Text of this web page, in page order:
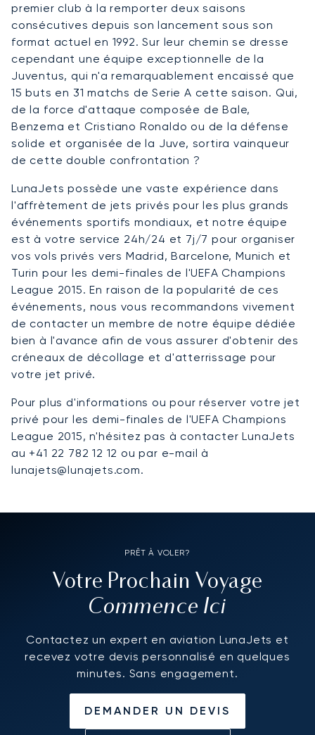
premier club à la remporter deux saisons
consécutives depuis son lancement sous son
format actuel en 1992. Sur leur chemin se dresse
cependant une équipe exceptionnelle de la
Juventus, qui n'a remarquablement encaissé que
15 buts en 31 matchs de Serie A cette saison. Qui,
de la force d'attaque composée de Bale,
Benzema et Cristiano Ronaldo ou de la défense
solide et organisée de la Juve, sortira vainqueur
de cette double confrontation ?
LunaJets possède une vaste expérience dans
l'affrètement de jets privés pour les plus grands
événements sportifs mondiaux, et notre équipe
est à votre service 24h/24 et 7j/7 pour organiser
vos vols privés vers Madrid, Barcelone, Munich et
Turin pour les demi-finales de l'UEFA Champions
League 2015. En raison de la popularité de ces
événements, nous vous recommandons vivement
de contacter un membre de notre équipe dédiée
bien à l'avance afin de vous assurer d'obtenir des
créneaux de décollage et d'atterrissage pour
votre jet privé.
Pour plus d'informations ou pour réserver votre jet
privé pour les demi-finales de l'UEFA Champions
League 2015, n'hésitez pas à contacter LunaJets
au +41 22 782 12 12 ou par e-mail à
lunajets@lunajets.com.
PRÊT À VOLER?
Votre Prochain Voyage
Commence Ici
Contactez un expert en aviation LunaJets et
recevez votre devis personnalisé en quelques
minutes. Sans engagement.
DEMANDER UN DEVIS